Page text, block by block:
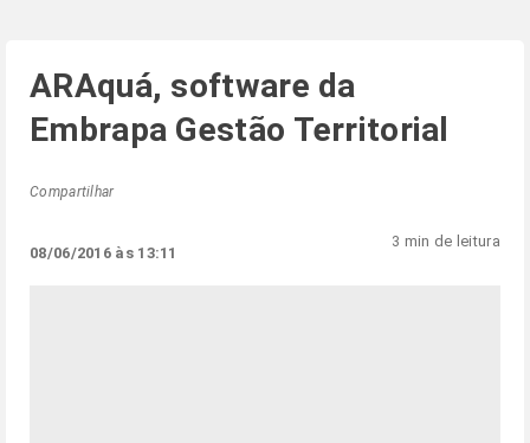
ARAquá, software da
Embrapa Gestão Territorial
Compartilhar
08/06/2016 às 13:11
3 min de leitura